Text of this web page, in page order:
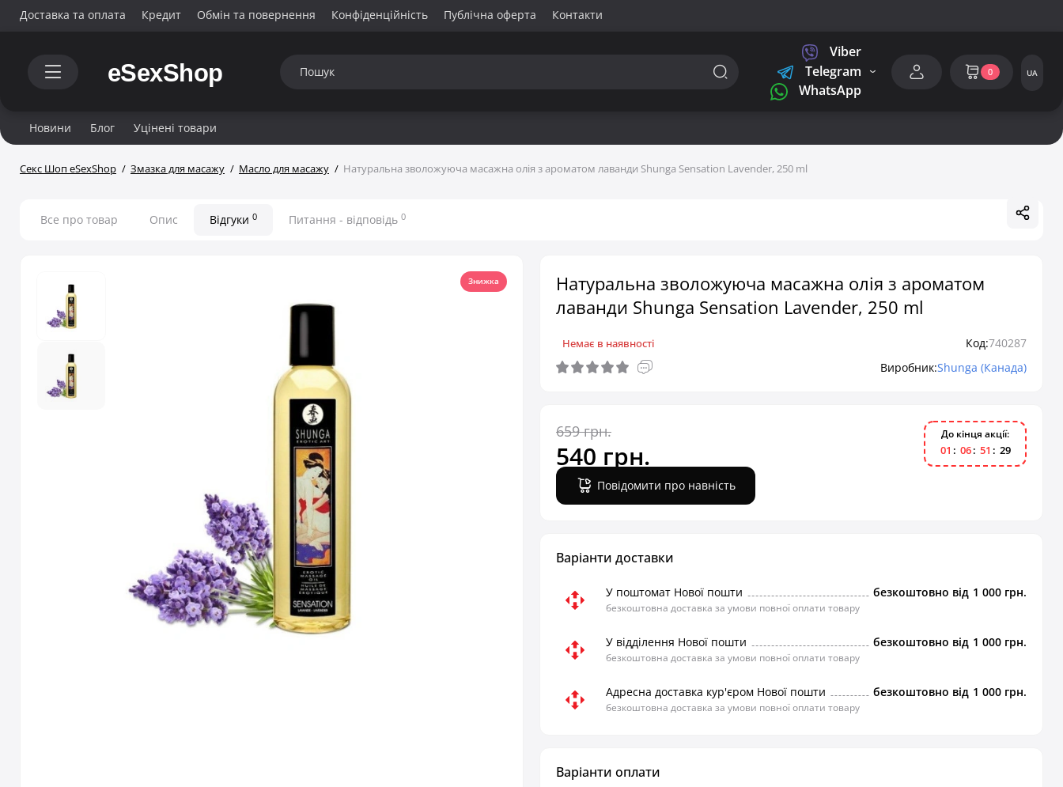
Доставка та оплата Кредит Обмін та повернення Конфіденційність Публічна оферта Контакти
Viber
Telegram
WhatsApp
0 UA
Новини Блог Уцінені товари
Секс Шоп eSexShop Змазка для масажу Масло для масажу Натуральна зволожуюча масажна олія з ароматом лаванди Shunga Sensation Lavender, 250 ml
Все про товар Опис Відгуки 0 Питання - відповідь 0
Знижка
Натуральна зволожуюча масажна олія з ароматом
лаванди Shunga Sensation Lavender, 250 ml
Немає в наявності Код:740287
Виробник:Shunga (Канада)
659 грн.
540 грн.
До кінця акції:
01 06 51 29
Повідомити про навність
Варіанти доставки
У поштомат Нової пошти
безкоштовна доставка за умови повної оплати товару
безкоштовно від 1 000 грн.
У відділення Нової пошти
безкоштовна доставка за умови повної оплати товару
безкоштовно від 1 000 грн.
Адресна доставка кур'єром Нової пошти
безкоштовна доставка за умови повної оплати товару
безкоштовно від 1 000 грн.
Варіанти оплати